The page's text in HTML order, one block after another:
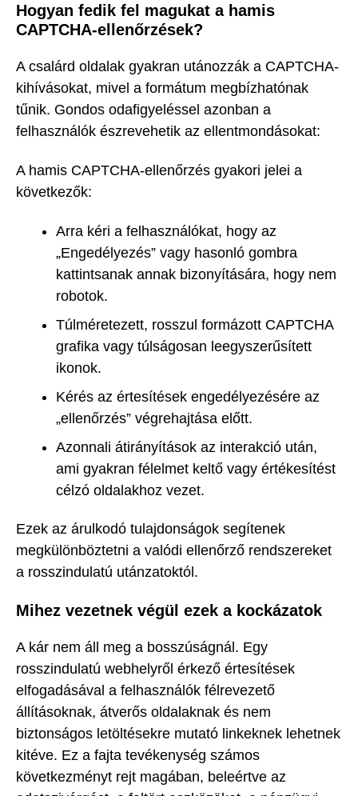
Hogyan fedik fel magukat a hamis
CAPTCHA-ellenőrzések?
A csalárd oldalak gyakran utánozzák a CAPTCHA-
kihívásokat, mivel a formátum megbízhatónak
tűnik. Gondos odafigyeléssel azonban a
felhasználók észrevehetik az ellentmondásokat:
A hamis CAPTCHA-ellenőrzés gyakori jelei a
következők:
Arra kéri a felhasználókat, hogy az
„Engedélyezés” vagy hasonló gombra
kattintsanak annak bizonyítására, hogy nem
robotok.
Túlméretezett, rosszul formázott CAPTCHA
grafika vagy túlságosan leegyszerűsített
ikonok.
Kérés az értesítések engedélyezésére az
„ellenőrzés” végrehajtása előtt.
Azonnali átirányítások az interakció után,
ami gyakran félelmet keltő vagy értékesítést
célzó oldalakhoz vezet.
Ezek az árulkodó tulajdonságok segítenek
megkülönböztetni a valódi ellenőrző rendszereket
a rosszindulatú utánzatoktól.
Mihez vezetnek végül ezek a kockázatok
A kár nem áll meg a bosszúságnál. Egy
rosszindulatú webhelyről érkező értesítések
elfogadásával a felhasználók félrevezető
állításoknak, átverős oldalaknak és nem
biztonságos letöltésekre mutató linkeknek lehetnek
kitéve. Ez a fajta tevékenység számos
következményt rejt magában, beleértve az